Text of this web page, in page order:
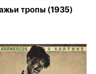
тропы (1935)